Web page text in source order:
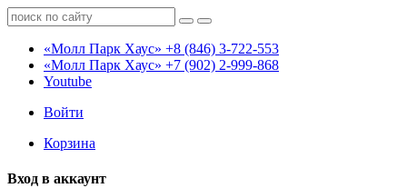
«Молл Парк Хаус» +8 (846) 3-722-553
«Молл Парк Хаус» +7 (902) 2-999-868
Youtube
Войти
Корзина
Вход в аккаунт